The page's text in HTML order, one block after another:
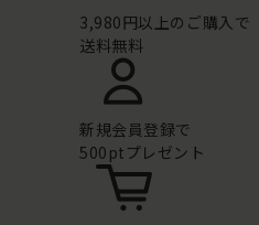
3,980円以上のご購入で
送料無料
新規会員登録で
500ptプレゼント